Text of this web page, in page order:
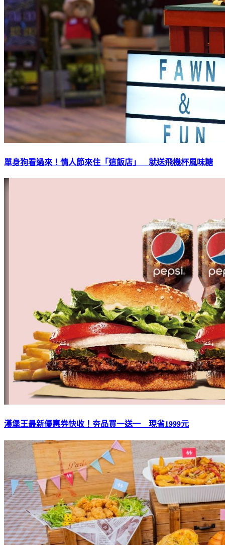
單身狗看過來！情人節來住「這飯店」 就送飛機杯風味糖
漢堡王最新優惠券快收！夯品買一送一 現省1999元